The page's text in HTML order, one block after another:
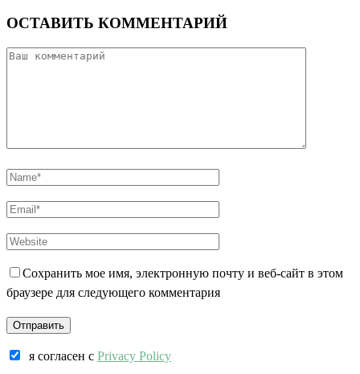
ОСТАВИТЬ КОММЕНТАРИЙ
Сохранить мое имя, электронную почту и веб-сайт в этом
браузере для следующего комментария
я согласен c Privacy Policy